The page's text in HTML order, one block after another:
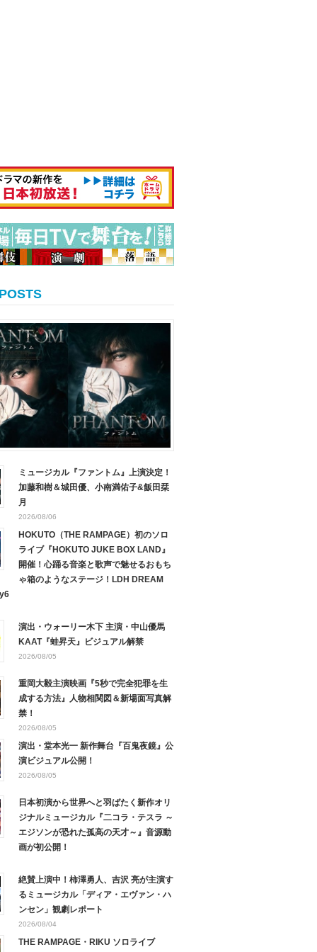
ミュージカル『ファントム』上演決定！
加藤和樹＆城田優、小南満佑子&飯田栞
月
2026/08/06
HOKUTO（THE RAMPAGE）初のソロ
ライブ『HOKUTO JUKE BOX LAND』
開催！心踊る音楽と歌声で魅せるおもち
ゃ箱のようなステージ！LDH DREAM
演出・ウォーリー木下 主演・中山優馬
KAAT『蛙昇天』ビジュアル解禁
2026/08/05
重岡大毅主演映画『5秒で完全犯罪を生
成する方法』人物相関図＆新場面写真解
禁！
2026/08/05
演出・堂本光一 新作舞台『百鬼夜鏡』公
演ビジュアル公開！
2026/08/05
日本初演から世界へと羽ばたく新作オリ
ジナルミュージカル『二コラ・テスラ ～
エジソンが恐れた孤高の天才～』音源動
画が初公開！
絶賛上演中！柿澤勇人、吉沢 亮が主演す
るミュージカル「ディア・エヴァン・ハ
ンセン」観劇レポート
2026/08/04
THE RAMPAGE・RIKU ソロライブ